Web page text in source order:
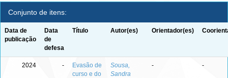
Conjunto de itens:
Data de
publicação
Data
de
defesa
Título Autor(es) Orientador(es)
2024 -
Evasão de
curso e do
Sousa,
Sandra
- -